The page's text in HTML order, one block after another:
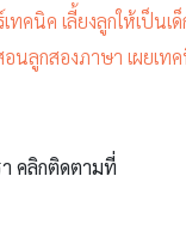
ทคนิค เลี้ยงลูกให้เป็นเ
นลูกสองภาษา เผยเท
า คลิกติดตามที่